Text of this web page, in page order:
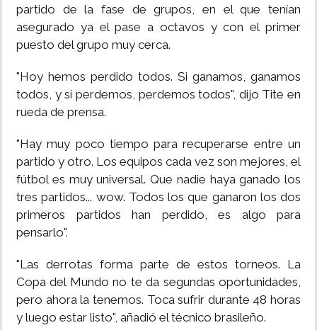
partido de la fase de grupos, en el que tenían
asegurado ya el pase a octavos y con el primer
puesto del grupo muy cerca.
"Hoy hemos perdido todos. Si ganamos, ganamos
todos, y si perdemos, perdemos todos", dijo Tite en
rueda de prensa.
"Hay muy poco tiempo para recuperarse entre un
partido y otro. Los equipos cada vez son mejores, el
fútbol es muy universal. Que nadie haya ganado los
tres partidos... wow. Todos los que ganaron los dos
primeros partidos han perdido, es algo para
pensarlo".
"Las derrotas forma parte de estos torneos. La
Copa del Mundo no te da segundas oportunidades,
pero ahora la tenemos. Toca sufrir durante 48 horas
y luego estar listo", añadió el técnico brasileño.